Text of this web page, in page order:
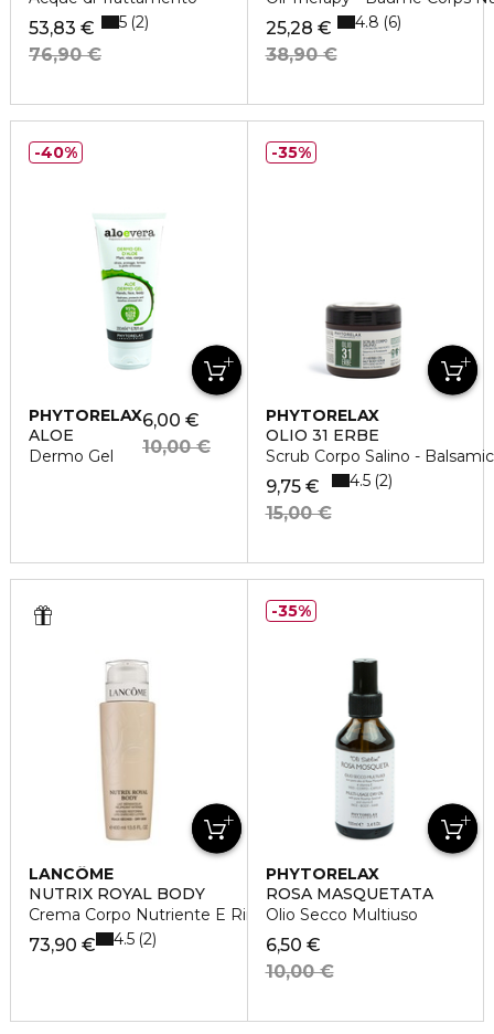
53,83 €
76,90 €
5 2
25,28 €
38,90 €
4.8 6
PHYTORELAX
ALOE
Dermo Gel
6,00 €
10,00 €
40%
PHYTORELAX
OLIO 31 ERBE
Scrub Corpo Salino -
9,75 €
15,00 €
4.5 2
35%
LANCÔME
NUTRIX ROYAL BODY
Crema Corpo Nutriente E Rinvigorente
73,90 € 4.5 2
PHYTORELAX
ROSA MASQUETATA
Olio Secco Multiuso
6,50 €
10,00 €
35%